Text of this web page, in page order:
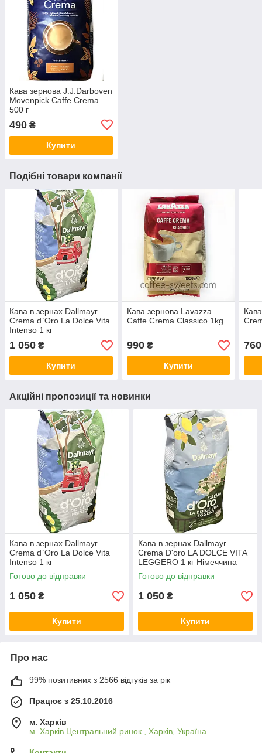
Кава зернова J.J.Darboven
Movenpick Caffe Crema
500 г
490 ₴
Купити
Подібні товари компанії
Кава в зернах Dallmayr
Crema d`Oro La Dolce Vita
Intenso 1 кг
1 050 ₴
Купити
Кава зернова Lavazza
Caffe Crema Classico 1kg
990₴
Купити
760
Акційні пропозиції та новинки
Кава в зернах Dallmayr
Crema d`Oro La Dolce Vita
Intenso 1 кг
Готово до відправки
1 050 ₴
Купити
Кава в зернах Dallmayr
Crema D'oro LA DOLCE VITA
LEGGERO 1 кг Німеччина
Готово до відправки
1 050 ₴
Купити
Про нас
99% позитивних з 2566 відгуків за рік
Працює з 25.10.2016
м. Харків
м. Харків Центральний ринок , Харків, Україна